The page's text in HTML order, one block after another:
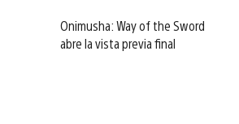
Onimusha: Way of the Sword
abre la vista previa final